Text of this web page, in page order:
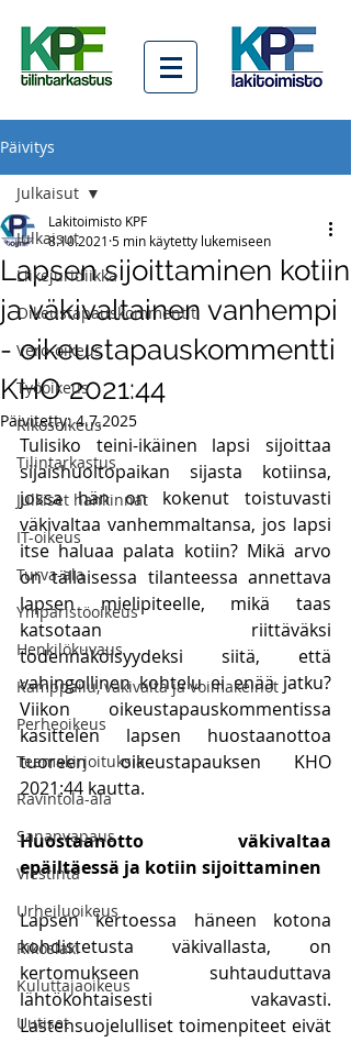
Päivitys
Julkaisut
Liikejuridiikka
Oikeustapauskommentit
Vero-oikeus
Työoikeus
Rikosoikeus
Tilintarkastus
Julkiset hankinnat
IT-oikeus
Turva-ala
Ympäristöoikeus
Henkilökuvaus
Kamppailu, väkivalta ja voimakeinot
Perheoikeus
Teemakirjoituksia
Ravintola-ala
Sananvapaus
Viestintä
Urheiluoikeus
Rikoslaki
Kuluttajaoikeus
Uutiset
Julkaisut
Lapsen sijoittaminen kotiin
ja väkivaltainen vanhempi
- oikeustapauskommentti
KHO 2021:44
Lakitoimisto KPF
8.10.2021 5 min käytetty lukemiseen
Päivitetty:4.7.2025
Tulisiko teini-ikäinen lapsi sijoittaa
sijaishuoltopaikan sijasta kotiinsa,
jossa hän on kokenut toistuvasti
väkivaltaa vanhemmaltansa, jos lapsi
itse haluaa palata kotiin? Mikä arvo
on tällaisessa tilanteessa annettava
lapsen mielipiteelle, mikä taas
katsotaan riittäväksi
todennäköisyydeksi siitä, että
vahingollinen kohtelu ei enää jatku?
Viikon oikeustapauskommentissa
käsittelen lapsen huostaanottoa
tuoreen oikeustapauksen KHO
2021:44 kautta.
Huostaanotto väkivaltaa
epäiltäessä ja kotiin sijoittaminen
Lapsen kertoessa häneen kotona
kohdistetusta väkivallasta, on
kertomukseen suhtauduttava
lähtökohtaisesti vakavasti.
Lastensuojelulliset toimenpiteet eivät